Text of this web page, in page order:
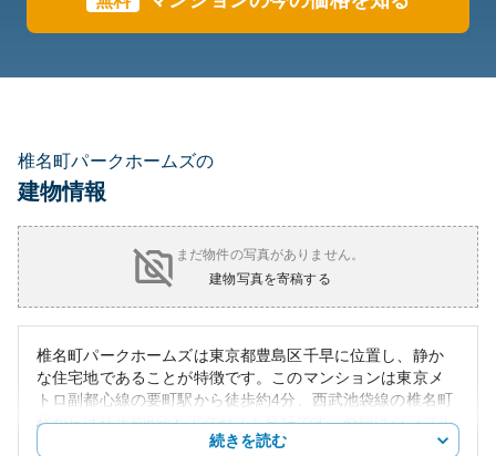
椎名町パークホームズの
建物情報
まだ物件の写真がありません。
建物写真を寄稿する
椎名町パークホームズは東京都豊島区千早に位置し、静か
な住宅地であることが特徴です。このマンションは東京メ
トロ副都心線の要町駅から徒歩約4分、西武池袋線の椎名町
駅からは徒歩約8分とアクセスも良好です。外観はシンプル
かつ現代的なデザインが施されており、居住者に落ち着い
続きを読む